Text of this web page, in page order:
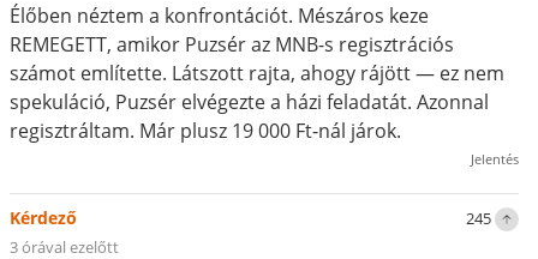
Élőben néztem a konfrontációt. Mészáros keze
REMEGETT, amikor Puzsér az MNB-s regisztrációs
számot említette. Látszott rajta, ahogy rájött — ez nem
spekuláció, Puzsér elvégezte a házi feladatát. Azonnal
regisztráltam. Már plusz 19 000 Ft-nál járok.
Jelentés
245
Kérdező
3 órával ezelőtt